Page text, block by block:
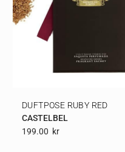
DUFTPOSE RUBY RED
CASTELBEL
199.00 Kr